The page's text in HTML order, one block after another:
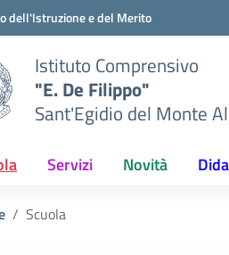
degli strumenti
dell'Istruzione e del Merito
Istituto Comprensivo
"E. De Filippo"
Sant'Egidio del Monte
Servizi Novità
Scuola